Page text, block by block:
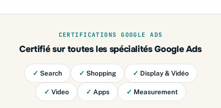
CERTIFICATIONS GOOGLE ADS
Certifié sur toutes les spécialités Google Ads
✓ Search ✓ Shopping ✓ Display & Vidéo
✓ Video ✓ Apps ✓ Measurement